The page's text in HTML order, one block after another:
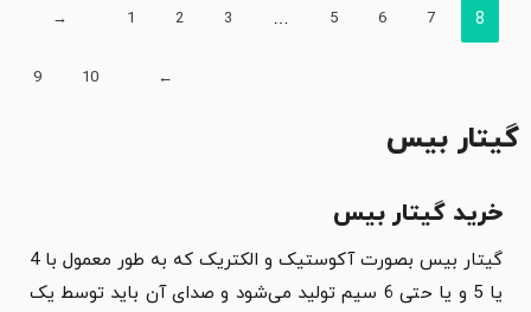
→ 1 2 3 … 5 6 7 8
9 10 ←
گیتار بیس
خرید گیتار بیس
گیتار بیس بصورت آکوستیک و الکتریک که به طور معمول با 4
یا 5 و یا حتی 6 سیم تولید می‌شود و صدای آن باید توسط یک